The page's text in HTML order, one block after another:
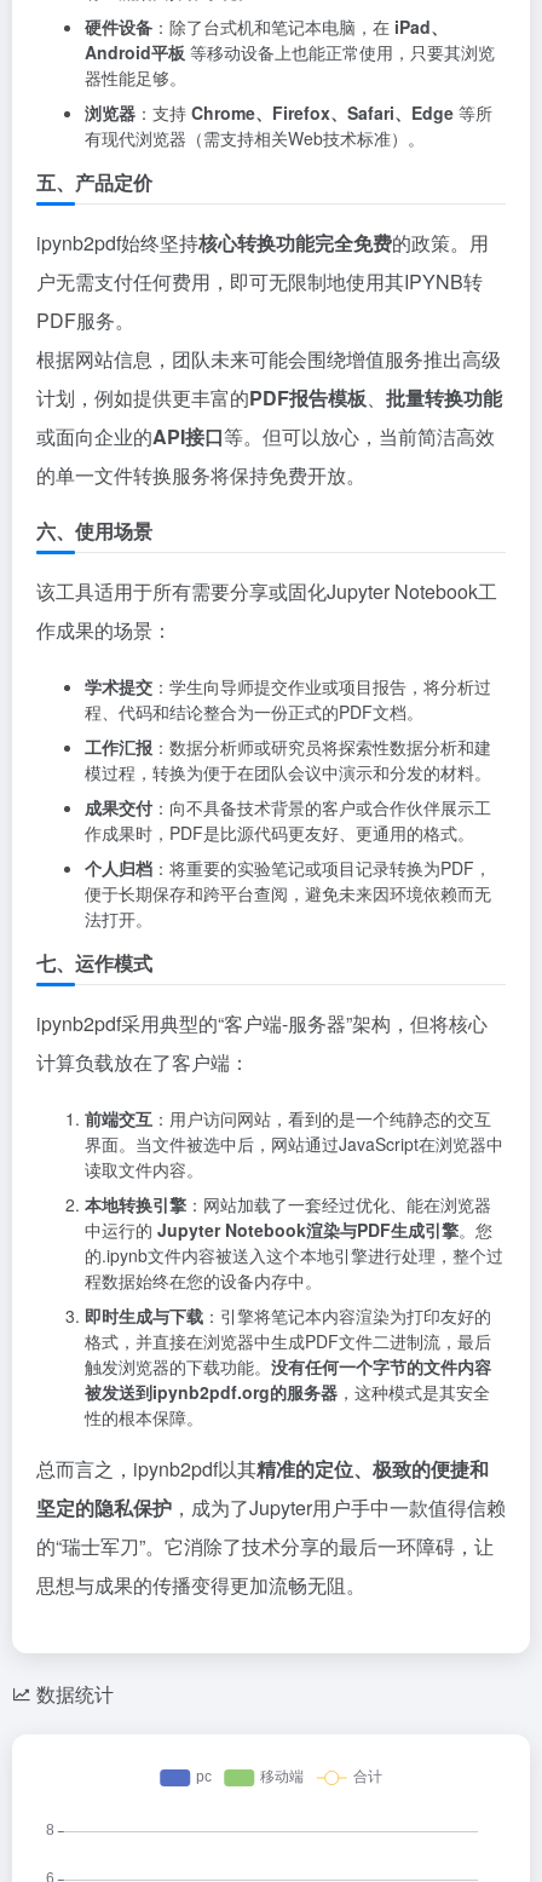
硬件设备 ：除了台式机和笔记本电脑，在 iPad、
Android平板 等移动设备上也能正常使用，只要其浏览
器性能足够。
浏览器 ：支持 Chrome、Firefox、Safari、Edge 等所
有现代浏览器（需支持相关Web技术标准）。
五、产品定价
ipynb2pdf始终坚持核心转换功能完全免费的政策。用
户无需支付任何费用，即可无限制地使用其IPYNB转
PDF服务。
根据网站信息，团队未来可能会围绕增值服务推出高级
计划，例如提供更丰富的PDF报告模板、 批量转换功能
或面向企业的API接口等。但可以放心，当前简洁高效
的单一文件转换服务将保持免费开放。
六、使用场景
该工具适用于所有需要分享或固化Jupyter Notebook工
作成果的场景：
学术提交 ：学生向导师提交作业或项目报告，将分析过
程、代码和结论整合为一份正式的PDF文档。
工作汇报 ：数据分析师或研究员将探索性数据分析和建
模过程，转换为便于在团队会议中演示和分发的材料。
成果交付 ：向不具备技术背景的客户或合作伙伴展示工
作成果时，PDF是比源代码更友好、更通用的格式。
个人归档 ：将重要的实验笔记或项目记录转换为PDF，
便于长期保存和跨平台查阅，避免未来因环境依赖而无
法打开。
七、运作模式
ipynb2pdf采用典型的“客户端-服务器”架构，但将核心
计算负载放在了客户端：
前端交互 ：用户访问网站，看到的是一个纯静态的交互
界面。当文件被选中后，网站通过JavaScript在浏览器中
读取文件内容。
本地转换引擎 ：网站加载了一套经过优化、能在浏览器
中运行的 Jupyter Notebook渲染与PDF生成引擎。您
的.ipynb文件内容被送入这个本地引擎进行处理，整个过
程数据始终在您的设备内存中。
即时生成与下载 ：引擎将笔记本内容渲染为打印友好的
格式，并直接在浏览器中生成PDF文件二进制流，最后
触发浏览器的下载功能。 没有任何一个字节的文件内容
被发送到ipynb2pdf.org的服务器 ，这种模式是其安全
性的根本保障。
总而言之，ipynb2pdf以其精准的定位、极致的便捷和
坚定的隐私保护 ，成为了Jupyter用户手中一款值得信赖
的“瑞士军刀”。它消除了技术分享的最后一环障碍，让
思想与成果的传播变得更加流畅无阻。
数据统计